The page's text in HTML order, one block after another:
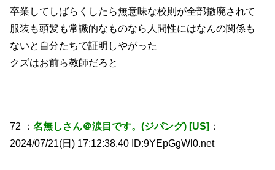
卒業してしばらくしたら無意味な校則が全部撤廃されて
服装も頭髪も常識的なものなら人間性にはなんの関係も
ないと自分たちで証明しやがった
クズはお前ら教師だろと
72 ：名無しさん＠涙目です。(ジパング) [US] ：
2024/07/21(日) 17:12:38.40 ID:9YEpGgWl0.net